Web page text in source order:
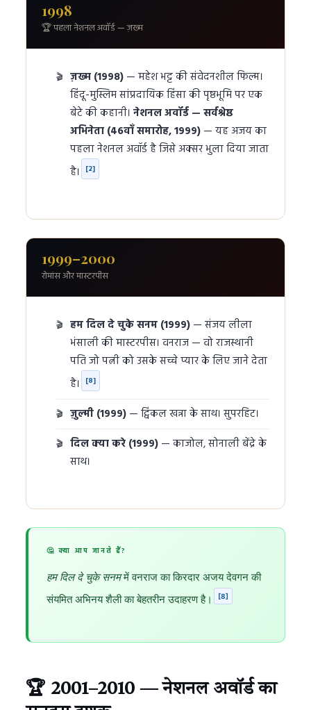
1998
🏆 पहला नेशनल अवॉर्ड — ज़ख्म
ज़ख्म (1998) — महेश भट्ट की संवेदनशील फिल्म।
हिंदू-मुस्लिम सांप्रदायिक हिंसा की पृष्ठभूमि पर एक
बेटे की कहानी। नेशनल अवॉर्ड — सर्वश्रेष्ठ
अभिनेता (46वाँ समारोह, 1999) — यह अजय का
पहला नेशनल अवॉर्ड है जिसे अक्सर भुला दिया जाता
है।
[2]
1999–2000
रोमांस और मास्टरपीस
हम दिल दे चुके सनम (1999) — संजय लीला
भंसाली की मास्टरपीस। वनराज — वो राजस्थानी
पति जो पत्नी को उसके सच्चे प्यार के लिए जाने देता
है।
[8]
ज़ुल्मी (1999) — ट्विंकल खन्ना के साथ। सुपरहिट।
दिल क्या करे (1999) — काजोल, सोनाली बेंद्रे के
साथ।
🤔 क्या आप जानते हैं?
हम दिल दे चुके सनममें वनराज का किरदार अजय देवगन की
संयमित अभिनय शैली का बेहतरीन उदाहरण है।
[8]
🏆 2001–2010 — नेशनल अवॉर्ड का